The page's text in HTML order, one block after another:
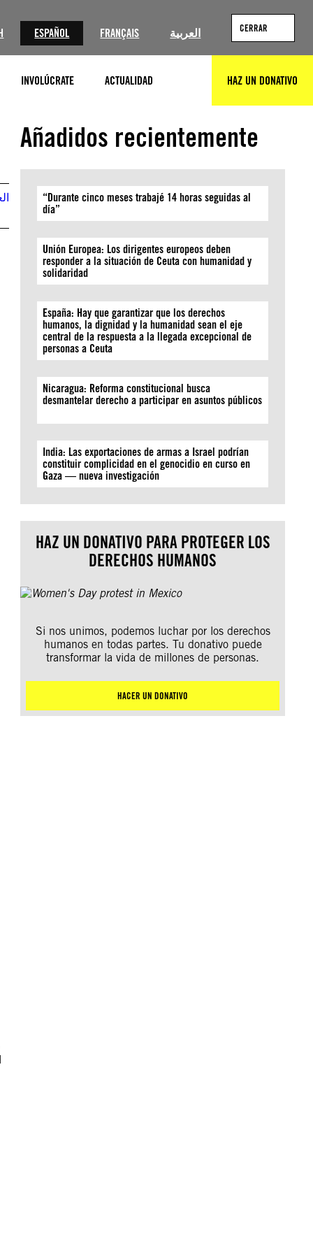
ESPAÑOL FRANÇAIS العربية CERRAR
INVOLÚCRATE ACTUALIDAD HAZ UN DONATIVO
Añadidos recientemente
“Durante cinco meses trabajé 14 horas seguidas al
día”
Unión Europea: Los dirigentes europeos deben
responder a la situación de Ceuta con humanidad y
solidaridad
España: Hay que garantizar que los derechos
humanos, la dignidad y la humanidad sean el eje
central de la respuesta a la llegada excepcional de
personas a Ceuta
Nicaragua: Reforma constitucional busca
desmantelar derecho a participar en asuntos públicos
India: Las exportaciones de armas a Israel podrían
constituir complicidad en el genocidio en curso en
Gaza — nueva investigación
HAZ UN DONATIVO PARA PROTEGER LOS
DERECHOS HUMANOS
Si nos unimos, podemos luchar por los derechos
humanos en todas partes. Tu donativo puede
transformar la vida de millones de personas.
HACER UN DONATIVO